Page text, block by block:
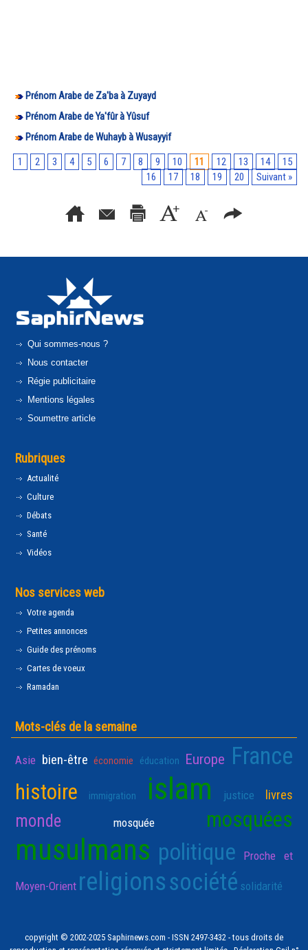
Prénom Arabe de Za'ba à Zuyayd
Prénom Arabe de Ya'fûr à Yûsuf
Prénom Arabe de Wuhayb à Wusayyif
1
2 3 4 5 6 7 8 9 10 11 12 13 14
15
16
17 18 19 20 Suivant »
Qui sommes-nous ?
Nous contacter
Régie publicitaire
Mentions légales
Soumettre article
Rubriques
Actualité
Culture
Débats
Santé
Vidéos
Nos services web
Votre agenda
Petites annonces
Guide des prénoms
Cartes de voeux
Ramadan
Mots-clés de la semaine
Asie bien-être économie éducation Europe France
histoire immigration islam justice livres
monde mosquée mosquées
musulmans politique Proche et
Moyen-Orient religionssociété solidarité
copyright © 2002-2025 Saphirnews.com - ISSN 2497-3432 - tous droits de